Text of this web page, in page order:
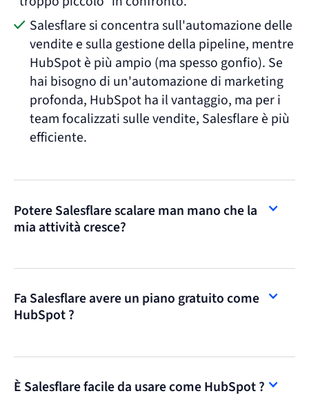
Salesflare si concentra sull'automazione delle
vendite e sulla gestione della pipeline, mentre
HubSpot è più ampio (ma spesso gonfio). Se
hai bisogno di un'automazione di marketing
profonda, HubSpot ha il vantaggio, ma per i
team focalizzati sulle vendite, Salesflare è più
efficiente.
Potere Salesflare scalare man mano che la
mia attività cresce?
Fa Salesflare avere un piano gratuito come
HubSpot ?
È Salesflare facile da usare come HubSpot ?